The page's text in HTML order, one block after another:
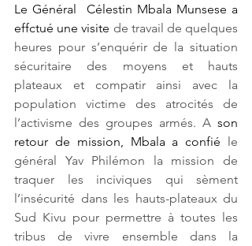
Le Général  Célestin Mbala Munsese a
effctué une visite de travail de quelques
heures pour s’enquérir de la situation
sécuritaire des moyens et hauts
plateaux et compatir ainsi avec la
population victime des atrocités de
l’activisme des groupes armés. A son
retour de mission, Mbala a confié le
général Yav Philémon la mission de
traquer les inciviques qui sèment
l’insécurité dans les hauts-plateaux du
Sud Kivu pour permettre à toutes les
tribus de vivre ensemble dans la